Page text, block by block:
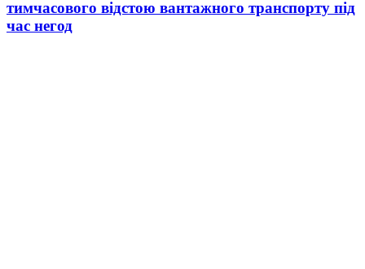
тимчасового відстою вантажного транспорту під
час негод